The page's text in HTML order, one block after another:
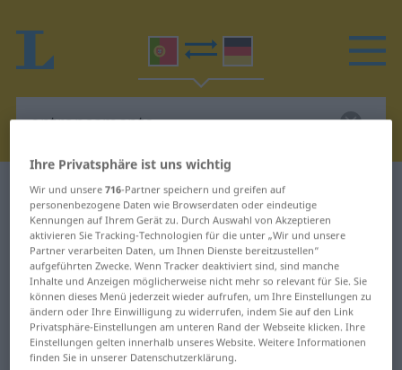
Portugiesisch-Deutsch Wörterbuch
entroncamento
Portugiesisch-Deutsch
Übersetzung für "entroncamento"
"entroncamento" Deutsch
Übersetzung
Ihre Privatsphäre ist uns wichtig
Wir und unsere716-Partner speichern und greifen auf
personenbezogene Daten wie Browserdaten oder eindeutige
Kennungen auf Ihrem Gerät zu. Durch Auswahl von Akzeptieren
aktivieren Sie Tracking-Technologien für die unter „Wir und unsere
Partner verarbeiten Daten, um Ihnen Dienste bereitzustellen“
aufgeführten Zwecke. Wenn Tracker deaktiviert sind, sind manche
Inhalte und Anzeigen möglicherweise nicht mehr so relevant für Sie. Sie
können dieses Menü jederzeit wieder aufrufen, um Ihre Einstellungen zu
ändern oder Ihre Einwilligung zu widerrufen, indem Sie auf den Link
Privatsphäre-Einstellungen am unteren Rand der Webseite klicken. Ihre
Einstellungen gelten innerhalb unseres Website. Weitere Informationen
finden Sie in unserer Datenschutzerklärung.